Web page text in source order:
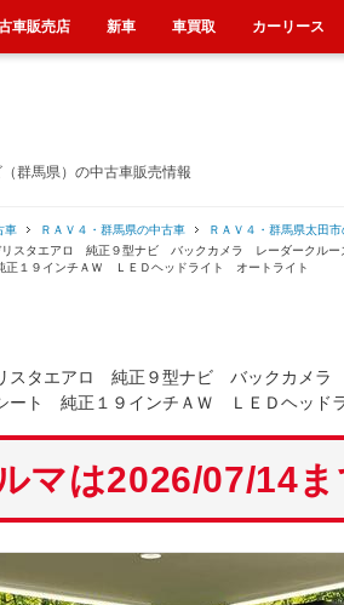
群馬県）の中古車販売情報
車 ＲＡＶ４・群馬県の中古車
ＲＡＶ４・群馬県太田
スタエアロ 純正９型ナビ バックカメラ レーダークル
１９インチＡＷ ＬＥＤヘッドライト オートライト
タエアロ 純正９型ナビ バックカメ
ート 純正１９インチＡＷ ＬＥＤヘッド
マは2026/07/14
車販売店 新車 車買取 カーリース